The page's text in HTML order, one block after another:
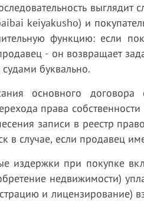
keiyakusho) и
функцию: если
- он возвращает
буквально.
основного
права
записи в реестр
в случае, если продавец
издержки при покупке
недвижимости)
и лицензирование)